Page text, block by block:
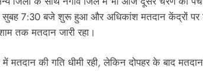
7:30 बजे शुरू हुआ और अधिकांश मतदान केंद्रों पर
तक मतदान जारी रहा।
में मतदान की गति धीमी रही, लेकिन दोपहर के बाद